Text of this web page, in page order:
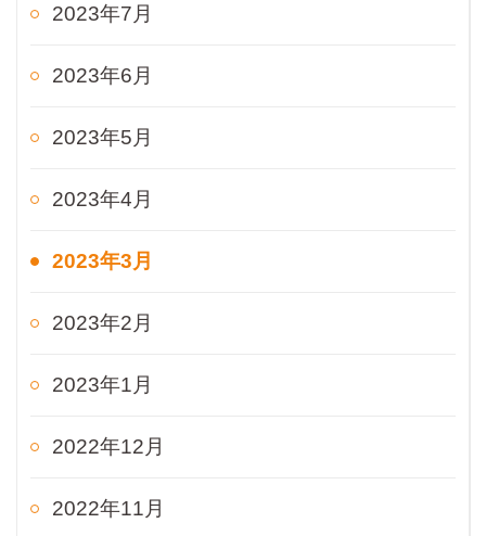
2023年7月
2023年6月
2023年5月
2023年4月
2023年3月
2023年2月
2023年1月
2022年12月
2022年11月